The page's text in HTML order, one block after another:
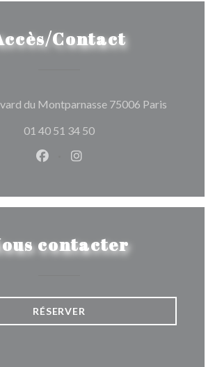
Contact
du Montparnasse 75006 Paris((ouvre
01 40 51 34 50
Facebook ((ouvre une
Instagram ((ouvre une
contacter
RÉSERVER